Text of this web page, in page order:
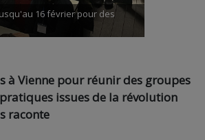
16 février pour des
à Vienne pour réunir des groupes
issues de la révolution
raconte